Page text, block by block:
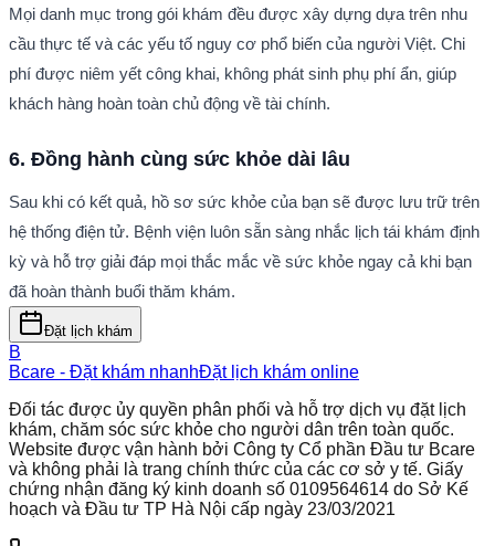
Mọi danh mục trong gói khám đều được xây dựng dựa trên nhu
cầu thực tế và các yếu tố nguy cơ phổ biến của người Việt. Chi
phí được niêm yết công khai, không phát sinh phụ phí ẩn, giúp
khách hàng hoàn toàn chủ động về tài chính.
6. Đồng hành cùng sức khỏe dài lâu
Sau khi có kết quả, hồ sơ sức khỏe của bạn sẽ được lưu trữ trên
hệ thống điện tử. Bệnh viện luôn sẵn sàng nhắc lịch tái khám định
kỳ và hỗ trợ giải đáp mọi thắc mắc về sức khỏe ngay cả khi bạn
đã hoàn thành buổi thăm khám.
Đặt lịch khám
B
Bcare - Đặt khám nhanhĐặt lịch khám online
Đối tác được ủy quyền phân phối và hỗ trợ dịch vụ đặt lịch
khám, chăm sóc sức khỏe cho người dân trên toàn quốc.
Website được vận hành bởi Công ty Cổ phần Đầu tư Bcare
và không phải là trang chính thức của các cơ sở y tế. Giấy
chứng nhận đăng ký kinh doanh số 0109564614 do Sở Kế
hoạch và Đầu tư TP Hà Nội cấp ngày 23/03/2021